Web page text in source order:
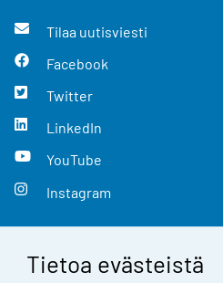
Tietoa evästeistä
Tilaa uutisviesti
Facebook
Twitter
LinkedIn
YouTube
Instagram
Yhteystiedot